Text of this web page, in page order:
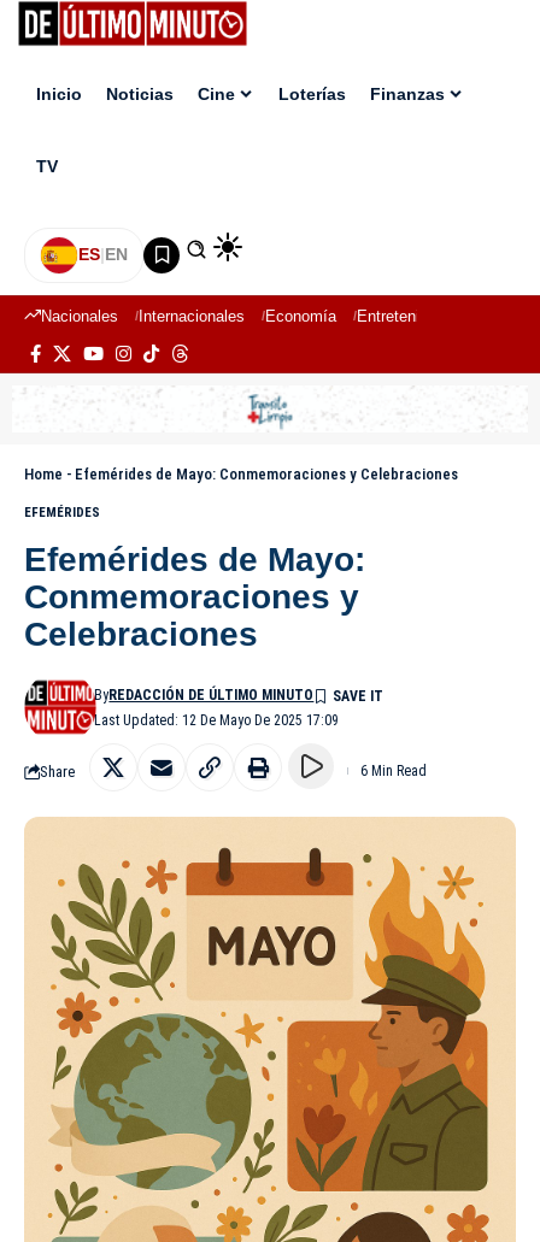
Inicio Noticias Cine Loterías Finanzas
TV
ES|EN
Nacionales Internacionales Economía Entretenimiento
Home - Efemérides de Mayo: Conmemoraciones y Celebraciones
EFEMÉRIDES
Efemérides de Mayo:
Conmemoraciones y
Celebraciones
Last Updated: 12 De Mayo De 2025 17:09
ByREDACCIÓN DE ÚLTIMO MINUTO
Share 6 Min Read